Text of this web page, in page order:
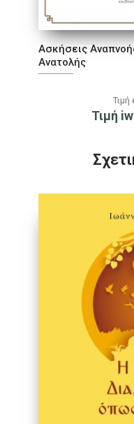
Ασκήσεις
Ανατολής
Τιμή
Τιμή